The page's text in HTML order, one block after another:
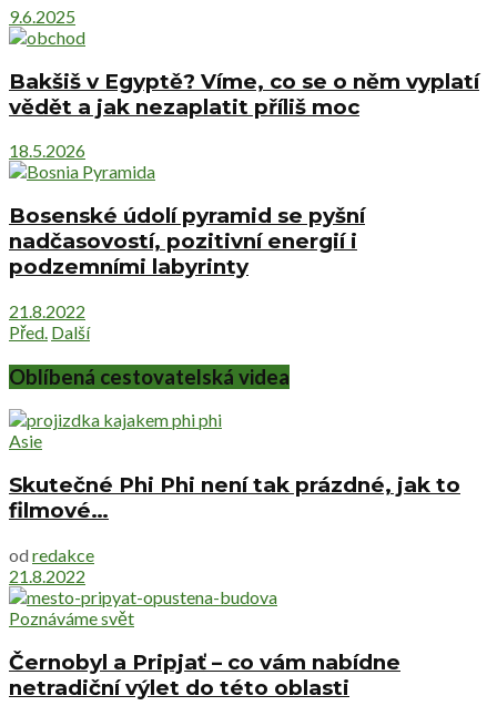
9.6.2025
Bakšiš v Egyptě? Víme, co se o něm vyplatí
vědět a jak nezaplatit příliš moc
18.5.2026
Bosenské údolí pyramid se pyšní
nadčasovostí, pozitivní energií i
podzemními labyrinty
21.8.2022
Před. Další
Oblíbená cestovatelská videa
Asie
Skutečné Phi Phi není tak prázdné, jak to
filmové…
od redakce
21.8.2022
Poznáváme svět
Černobyl a Pripjať – co vám nabídne
netradiční výlet do této oblasti